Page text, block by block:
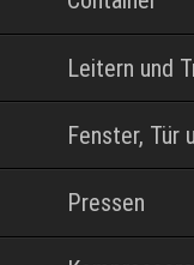
Leitern und
Fenster, Tür
Pressen